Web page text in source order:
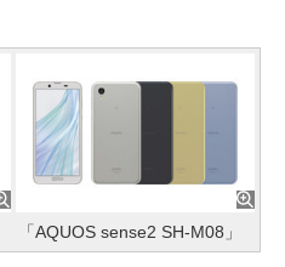
「AQUOS sense2 SH-M08」